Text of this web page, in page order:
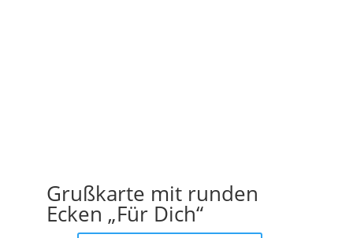
Grußkarte mit runden
Ecken „Für Dich“